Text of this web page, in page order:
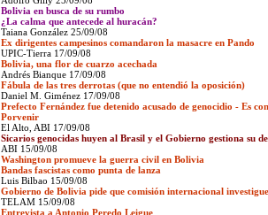
Bolivia en busca de su rumbo
¿La calma que antecede al huracán?
Taiana González 25/09/08
Ex dirigentes campesinos comandaron la masacre en Pando
UPIC-Tierra 17/09/08
Bolivia, una flor de cuarzo acechada
Andrés Bianque 17/09/08
Fábula de las tres derrotas (que no entendió la oposición)
Daniel M. Giménez 17/09/08
Prefecto Fernández fue detenido acusado de genocidio - Es
Porvenir
El Alto, ABI 17/09/08
Sicarios genocidas huyen al Brasil y el Gobierno gestiona su
ABI 15/09/08
Washington promueve la guerra civil en Bolivia
Bandas fascistas como punta de lanza
Luis Bilbao 15/09/08
Gobierno de Bolivia pide que comisión internacional
TELAM 15/09/08
Entrevista a Antonio Peredo Leigue